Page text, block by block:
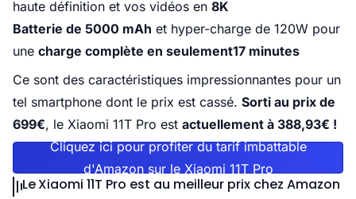
haute définition et vos vidéos en 8K
Batterie de 5000 mAh et hyper-charge de 120W pour
une charge complète en seulement17 minutes
Ce sont des caractéristiques impressionnantes pour un
tel smartphone dont le prix est cassé. Sorti au prix de
699€, le Xiaomi 11T Pro est actuellement à 388,93€ !
Cliquez ici pour profiter du tarif imbattable
d'Amazon sur le Xiaomi 11T Pro
LeXiaomi 11T Pro est au meilleur prix chez Amazon